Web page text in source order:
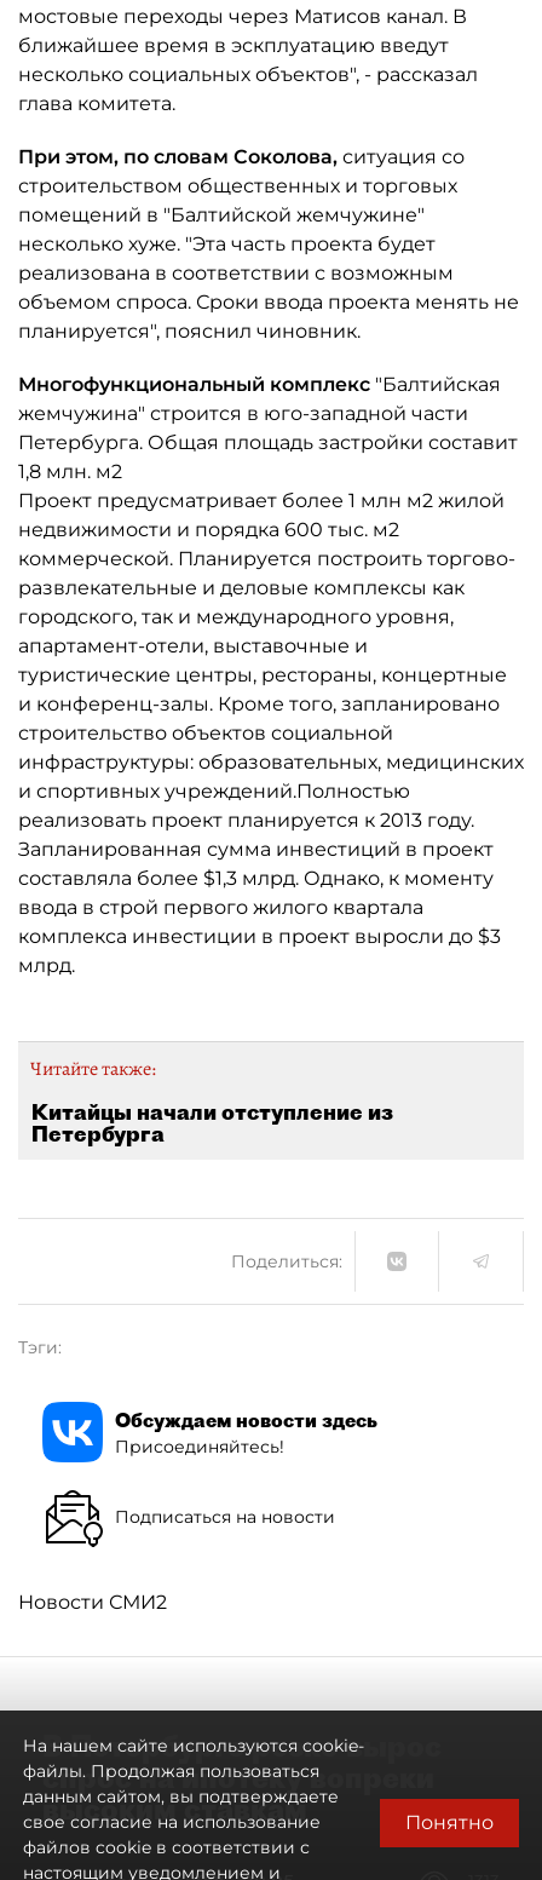
мостовые переходы через Матисов канал. В
ближайшее время в эскплуатацию введут
несколько социальных объектов", - рассказал
глава комитета.
При этом, по словам Соколова, ситуация со
строительством общественных и торговых
помещений в "Балтийской жемчужине"
несколько хуже. "Эта часть проекта будет
реализована в соответствии с возможным
объемом спроса. Сроки ввода проекта менять не
планируется", пояснил чиновник.
Многофункциональный комплекс "Балтийская
жемчужина" строится в юго-западной части
Петербурга. Общая площадь застройки составит
1,8 млн. м2
Проект предусматривает более 1 млн м2 жилой
недвижимости и порядка 600 тыс. м2
коммерческой. Планируется построить торгово-
развлекательные и деловые комплексы как
городского, так и международного уровня,
апартамент-отели, выставочные и
туристические центры, рестораны, концертные
и конференц-залы. Кроме того, запланировано
строительство объектов социальной
инфраструктуры: образовательных, медицинских
и спортивных учреждений.Полностью
реализовать проект планируется к 2013 году.
Запланированная сумма инвестиций в проект
составляла более $1,3 млрд. Однако, к моменту
ввода в строй первого жилого квартала
комплекса инвестиции в проект выросли до $3
млрд.
Читайте также:
Китайцы начали отступление из
Петербурга
Поделиться:
Тэги:
Обсуждаем новости здесь
Присоединяйтесь!
Подписаться на новости
Новости СМИ2
В Петербурге резко вырос
спрос на ипотеку вопреки
высоким ставкам
На нашем сайте используются cookie-
файлы. Продолжая пользоваться
данным сайтом, вы подтверждаете
свое согласие на использование
файлов cookie в соответствии с
настоящим уведомлением и
Понятно